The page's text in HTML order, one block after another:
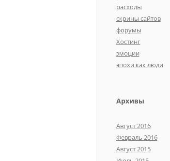
расходы
скрины сайтов
форумы
Хостинг
эмоции
эпохи как люди
Архивы
Август 2016
Февраль 2016
Август 2015